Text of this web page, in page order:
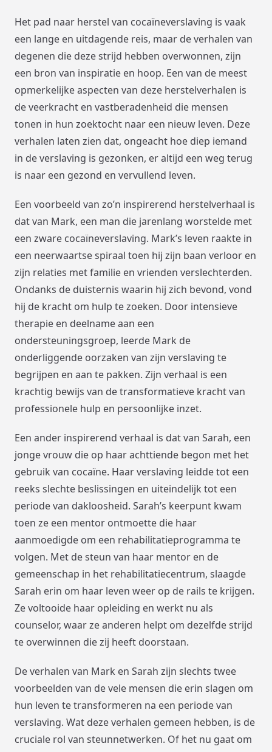
Het pad naar herstel van cocaïneverslaving is vaak
een lange en uitdagende reis, maar de verhalen van
degenen die deze strijd hebben overwonnen, zijn
een bron van inspiratie en hoop. Een van de meest
opmerkelijke aspecten van deze herstelverhalen is
de veerkracht en vastberadenheid die mensen
tonen in hun zoektocht naar een nieuw leven. Deze
verhalen laten zien dat, ongeacht hoe diep iemand
in de verslaving is gezonken, er altijd een weg terug
is naar een gezond en vervullend leven.
Een voorbeeld van zo’n inspirerend herstelverhaal is
dat van Mark, een man die jarenlang worstelde met
een zware cocaïneverslaving. Mark’s leven raakte in
een neerwaartse spiraal toen hij zijn baan verloor en
zijn relaties met familie en vrienden verslechterden.
Ondanks de duisternis waarin hij zich bevond, vond
hij de kracht om hulp te zoeken. Door intensieve
therapie en deelname aan een
ondersteuningsgroep, leerde Mark de
onderliggende oorzaken van zijn verslaving te
begrijpen en aan te pakken. Zijn verhaal is een
krachtig bewijs van de transformatieve kracht van
professionele hulp en persoonlijke inzet.
Een ander inspirerend verhaal is dat van Sarah, een
jonge vrouw die op haar achttiende begon met het
gebruik van cocaïne. Haar verslaving leidde tot een
reeks slechte beslissingen en uiteindelijk tot een
periode van dakloosheid. Sarah’s keerpunt kwam
toen ze een mentor ontmoette die haar
aanmoedigde om een rehabilitatieprogramma te
volgen. Met de steun van haar mentor en de
gemeenschap in het rehabilitatiecentrum, slaagde
Sarah erin om haar leven weer op de rails te krijgen.
Ze voltooide haar opleiding en werkt nu als
counselor, waar ze anderen helpt om dezelfde strijd
te overwinnen die zij heeft doorstaan.
De verhalen van Mark en Sarah zijn slechts twee
voorbeelden van de vele mensen die erin slagen om
hun leven te transformeren na een periode van
verslaving. Wat deze verhalen gemeen hebben, is de
cruciale rol van steunnetwerken. Of het nu gaat om